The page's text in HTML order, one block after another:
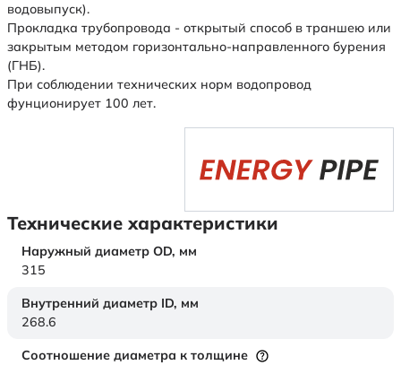
водовыпуск).
Прокладка трубопровода - открытый способ в траншею или
закрытым методом горизонтально-направленного бурения
(ГНБ).
При соблюдении технических норм водопровод
фунционирует 100 лет.
Технические характеристики
Наружный диаметр OD, мм
315
Внутренний диаметр ID, мм
268.6
Соотношение диаметра к толщине